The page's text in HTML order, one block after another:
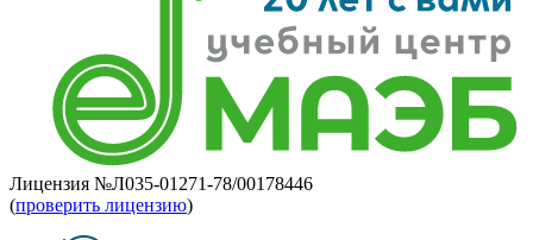
Лицензия №Л035-01271-78/00178446
(проверить лицензию)